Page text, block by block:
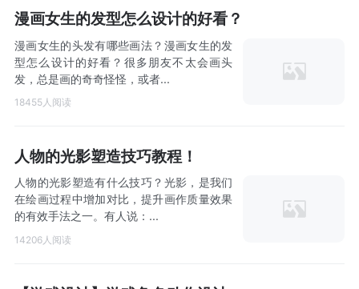
漫画女生的发型怎么设计的好看？
漫画女生的头发有哪些画法？漫画女生的发
型怎么设计的好看？很多朋友不太会画头
发，总是画的奇奇怪怪，或者...
18455人阅读
人物的光影塑造技巧教程！
人物的光影塑造有什么技巧？光影，是我们
在绘画过程中增加对比，提升画作质量效果
的有效手法之一。有人说：...
14206人阅读